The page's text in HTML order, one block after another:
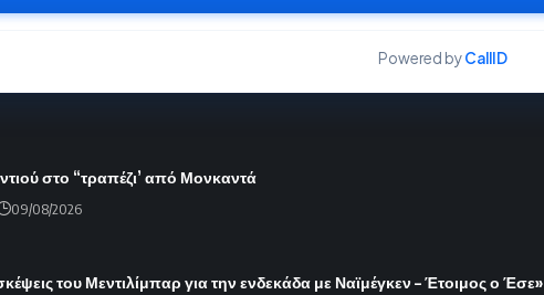
Powered byCallID
στο “τραπέζι’ από Μονκαντά
09/08/2026
του Μεντιλίμπαρ για την ενδεκάδα με Ναϊμέγκεν – Έτοιμος ο Έσε»